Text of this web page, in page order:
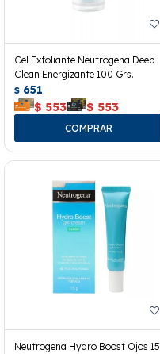
Gel Exfoliante Neutrogena Deep
Clean Energizante 100 Grs.
$ 651
$ 553 $ 553
Neutrogena Hydro Boost Ojos 15